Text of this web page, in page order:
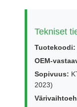
Tekniset
Tuotekoodi:
OEM-
Sopivuus:
2023)